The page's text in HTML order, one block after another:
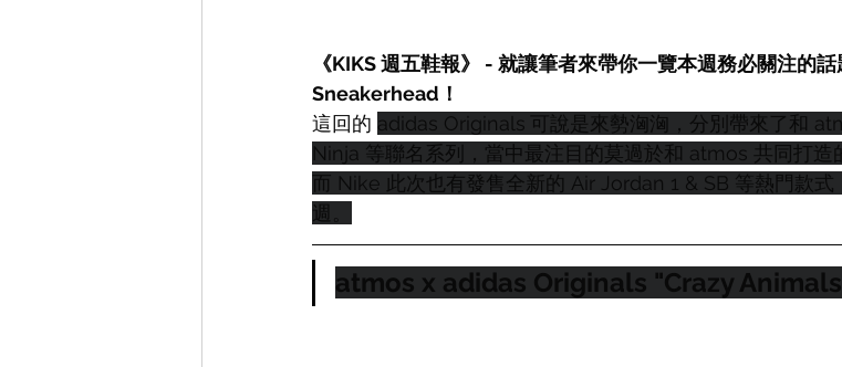
《KIKS 週五鞋報》 - 就讓筆者來帶你一覽本週務必關注的
Sneakerhead！
這回的 adidas Originals 可說是來勢洶洶，分別帶來了和
Ninja 等聯名系列，當中最注目的莫過於和 atmos 共同打造
而 Nike 此次也有發售全新的 Air Jordan 1 & SB 等熱門款式
週。
atmos x adidas Originals "Crazy